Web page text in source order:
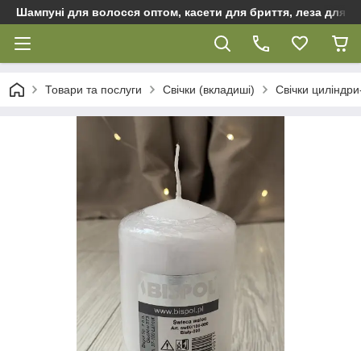
Шампуні для волосся оптом, касети для бриття, леза для
Товари та послуги Свічки (вкладиші) Свічки